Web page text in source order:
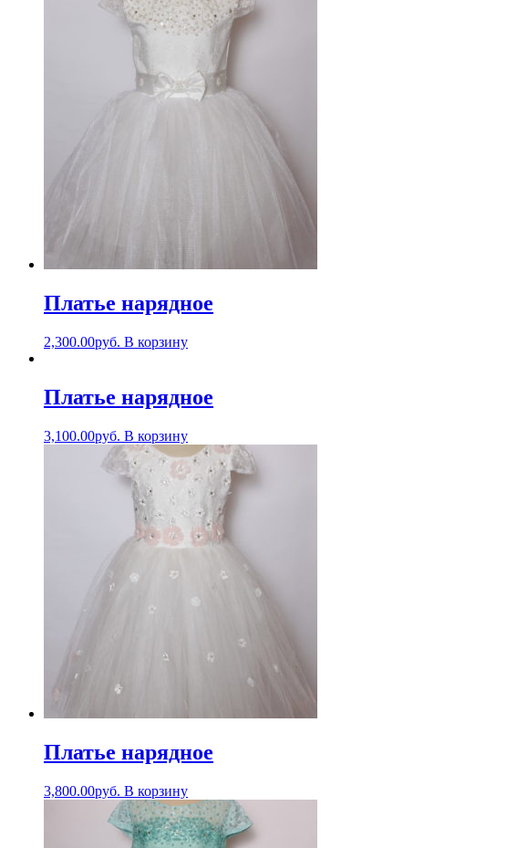
Платье нарядное
2,300.00руб. В корзину
Платье нарядное
3,100.00руб. В корзину
Платье нарядное
3,800.00руб. В корзину